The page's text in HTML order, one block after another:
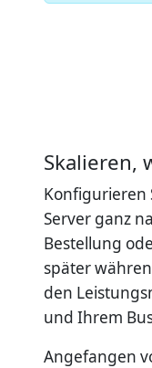
Skalieren,
Konfigurieren
Server ganz
Bestellung
später
den
und Ihrem
Angefangen